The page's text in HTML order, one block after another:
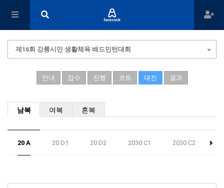
제16회 강릉시민 생활체육 배드민턴대회
안내 접수 진행 코트 대진 결과
남복 여복 혼복
20 A 20 D1 20 D2 2030 C1 2030 C2